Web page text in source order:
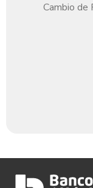
Cambio de